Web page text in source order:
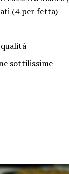
(4 per fetta)
sottilissime